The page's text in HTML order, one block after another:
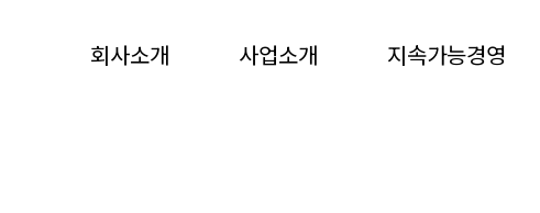
회사소개 사업소개 지속가능경영